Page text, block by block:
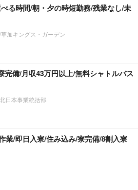
る時間/朝・夕の時短勤務/残業なし/未
加キングス・ガーデン
完備/月収43万円以上/無料シャトルバス
日本事業統括部
業/即日入寮/住み込み/寮完備/8割入寮